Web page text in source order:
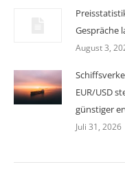
Gespräche
August 3,
EUR/USD
günstiger
Juli 31, 2026